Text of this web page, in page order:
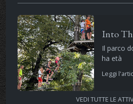
Into
Il parco
ha età
Leggi
VEDI TUTTE LE